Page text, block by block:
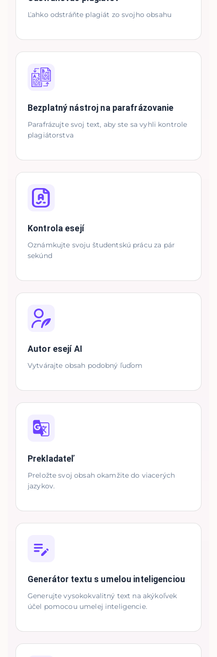
Ľahko odstráňte plagiát zo svojho obsahu
Bezplatný nástroj na parafrázovanie
Parafrázujte svoj text, aby ste sa vyhli kontrole
plagiátorstva
Kontrola esejí
Oznámkujte svoju študentskú prácu za pár
sekúnd
Autor esejí AI
Vytvárajte obsah podobný ľuďom
Prekladateľ
Preložte svoj obsah okamžite do viacerých
jazykov.
Generátor textu s umelou inteligenciou
Generujte vysokokvalitný text na akýkoľvek
účel pomocou umelej inteligencie.